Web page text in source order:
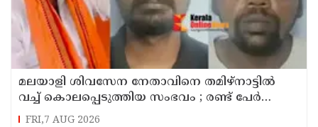
മലയാളി ശിവസേന നേതാവിനെ തമിഴ്നാട്ടിൽ
വച്ച് കൊലപ്പെടുത്തിയ സംഭവം ; രണ്ട് പേർ
പിടിയിൽ
FRI,7 AUG 2026